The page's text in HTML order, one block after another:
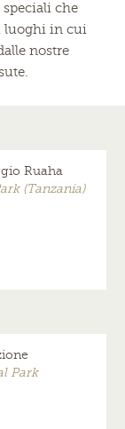
speciali che
luoghi in cui
nostre
Ruaha
(Tanzania)
Park